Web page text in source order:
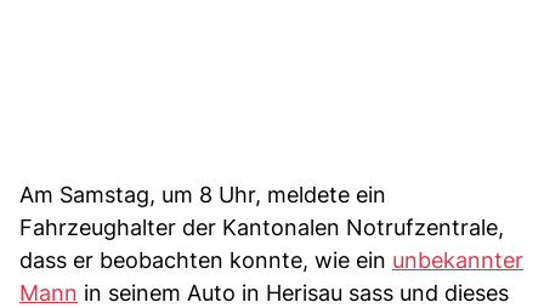
Am Samstag, um 8 Uhr, meldete ein
Fahrzeughalter der Kantonalen Notrufzentrale,
dass er beobachten konnte, wie ein unbekannter
Mann in seinem Auto in Herisau sass und dieses